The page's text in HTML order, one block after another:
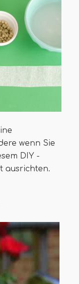
wenn Sie
DIY -
ausrichten.